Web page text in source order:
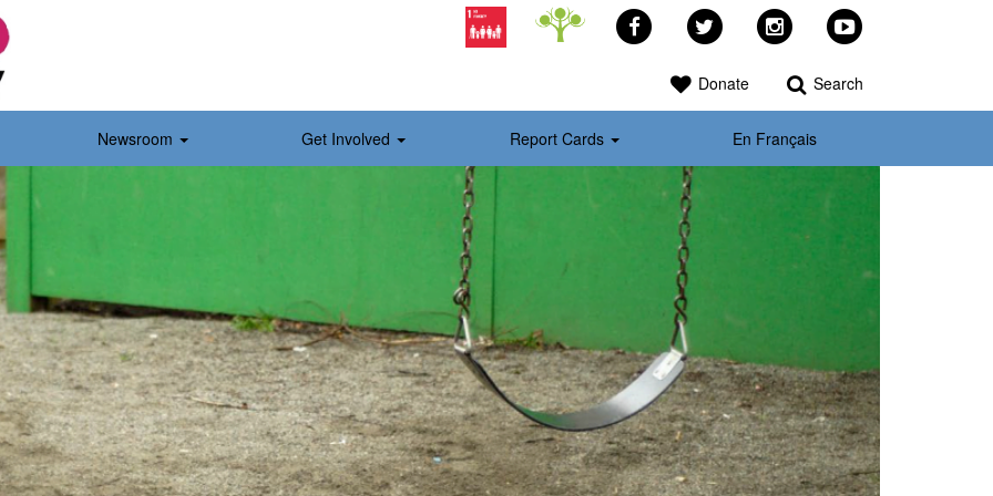
Newsroom Get Involved Report Cards En Français
FacebookTwitter Instagram
>YouTube
Donate Search